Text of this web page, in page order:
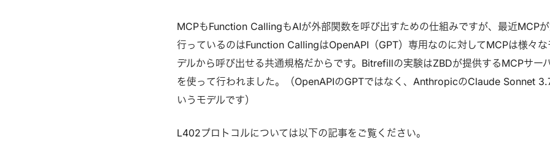
MCPもFunction CallingもAIが外部関数を呼び出すための仕組みですが、最近MCP
行っているのはFunction CallingはOpenAPI（GPT）専用なのに対してMCPは様々な
デルから呼び出せる共通規格だからです。Bitrefillの実験はZBDが提供するMCPサー
を使って行われました。（OpenAPIのGPTではなく、AnthropicのClaude Sonnet
いうモデルです）
L402プロトコルについては以下の記事をご覧ください。